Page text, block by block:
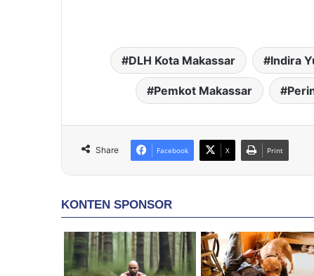
DLH Kota Makassar Indira
Pemkot Makassar
Share Facebook X Print